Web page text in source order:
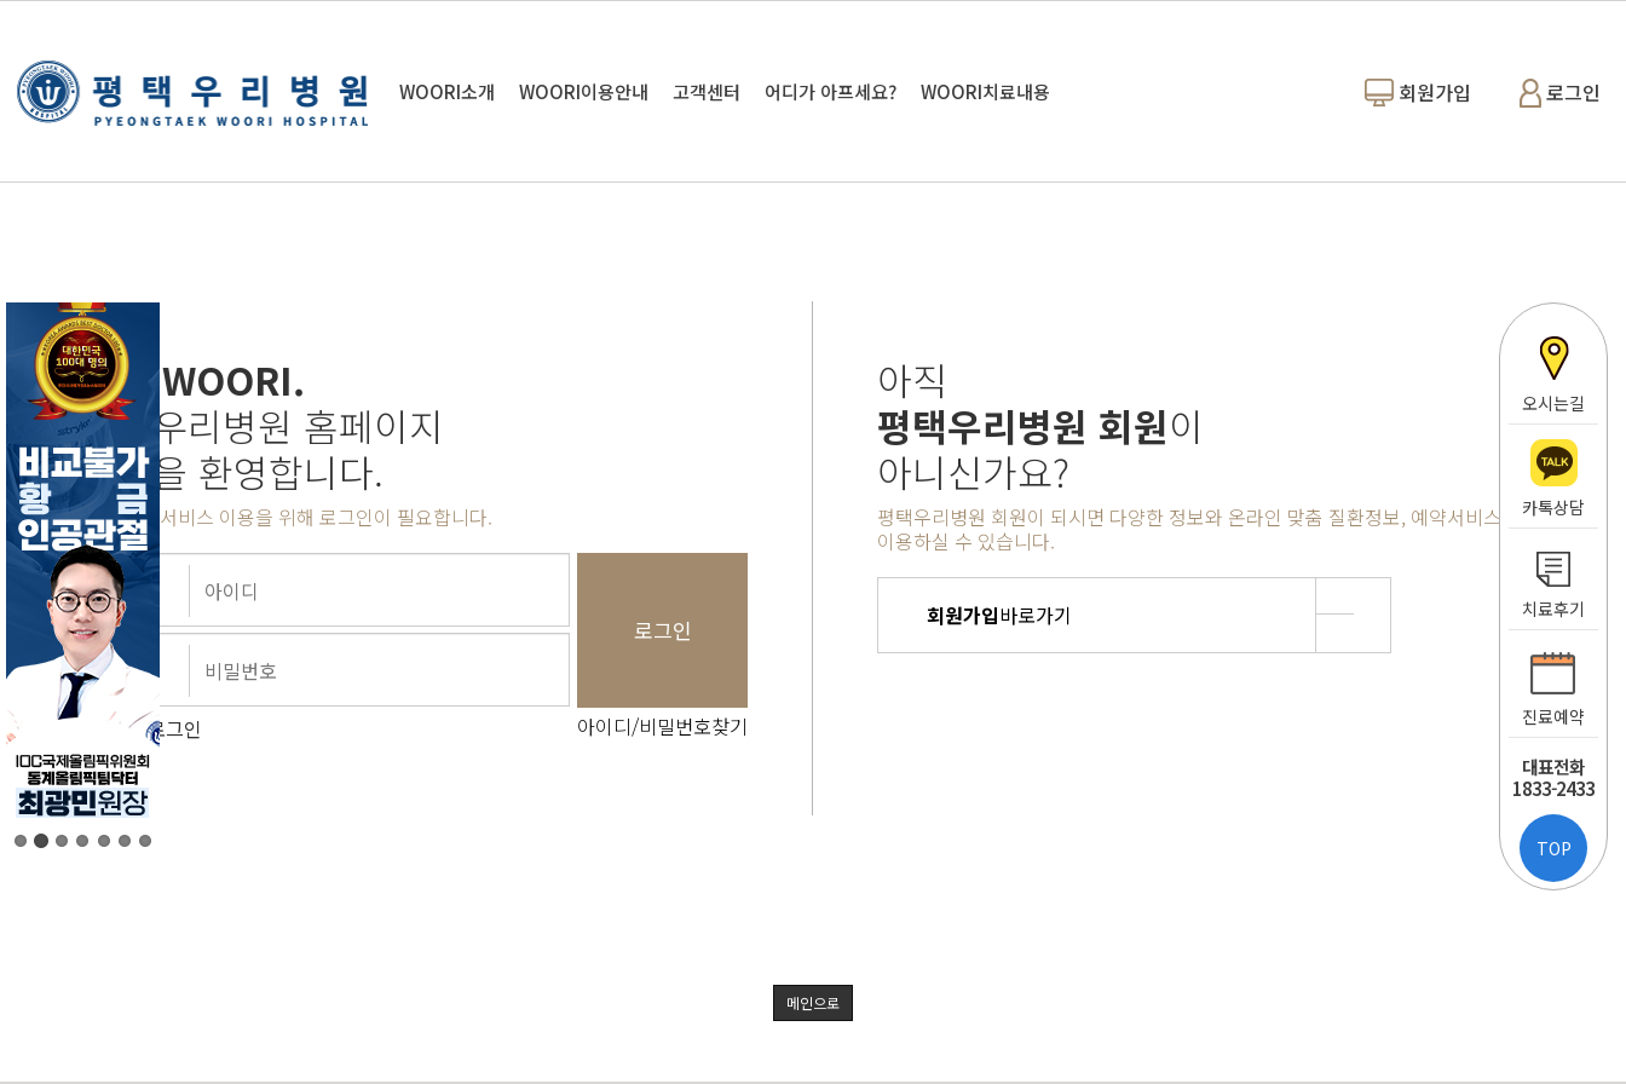
회원가입 로그인
WOORI소개 WOORI이용안내 고객센터 어디가 아프세요? WOORI치료내용
WE, WOORI.
평택우리병원 홈페이지
방문을 환영합니다.
홈페이지 서비스 이용을 위해 로그인이 필요합니다.
로그인
자동로그인 아이디/비밀번호찾기
아직
평택우리병원 회원이
아니신가요?
평택우리병원 회원이 되시면 다양한 정보와 온라인 맞춤 질환정보, 예약서비스까지
이용하실 수 있습니다.
회원가입바로가기
메인으로
오시는길
카톡상담
치료후기
진료예약
대표전화
1833-2433
TOP